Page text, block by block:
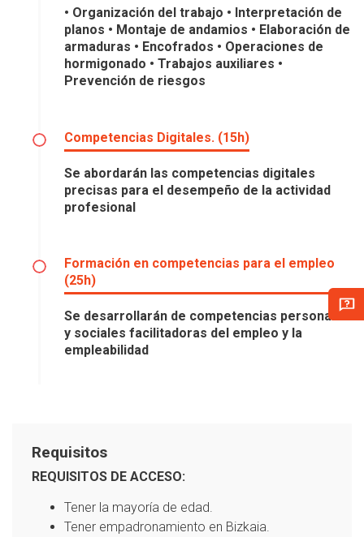
• Organización del trabajo • Interpretación de
planos • Montaje de andamios • Elaboración de
armaduras • Encofrados • Operaciones de
hormigonado • Trabajos auxiliares •
Prevención de riesgos
Competencias Digitales. (15h)
Se abordarán las competencias digitales
precisas para el desempeño de la actividad
profesional
Formación en competencias para el empleo
(25h)
Se desarrollarán de competencias personales
y sociales facilitadoras del empleo y la
empleabilidad
Requisitos
REQUISITOS DE ACCESO:
Tener la mayoría de edad.
Tener empadronamiento en Bizkaia.